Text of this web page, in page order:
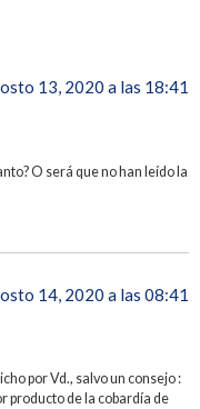
13, 2020 a las 18:41
O será que no han leído la
14, 2020 a las 08:41
por Vd., salvo un consejo :
producto de la cobardía de